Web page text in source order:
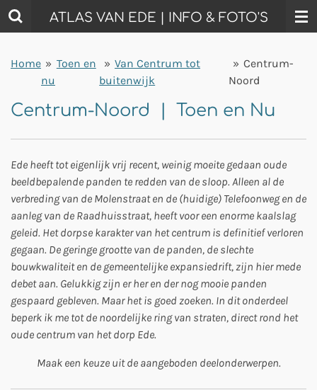
Ga
direct
de
hoofdinhoud
ATLAS VAN EDE | INFO & FOTO'S
Home » Toen en
nu
» Van Centrum tot
buitenwijk
» Centrum-
Noord
Centrum-Noord | Toen en Nu
Ede heeft tot eigenlijk vrij recent, weinig moeite gedaan oude
beeldbepalende panden te redden van de sloop. Alleen al de
verbreding van de Molenstraat en de (huidige) Telefoonweg en de
aanleg van de Raadhuisstraat, heeft voor een enorme kaalslag
geleid. Het dorpse karakter van het centrum is definitief verloren
gegaan. De geringe grootte van de panden, de slechte
bouwkwaliteit en de gemeentelijke expansiedrift, zijn hier mede
debet aan. Gelukkig zijn er her en der nog mooie panden
gespaard gebleven. Maar het is goed zoeken. In dit onderdeel
beperk ik me tot de noordelijke ring van straten, direct rond het
oude centrum van het dorp Ede.
Maak een keuze uit de aangeboden deelonderwerpen.